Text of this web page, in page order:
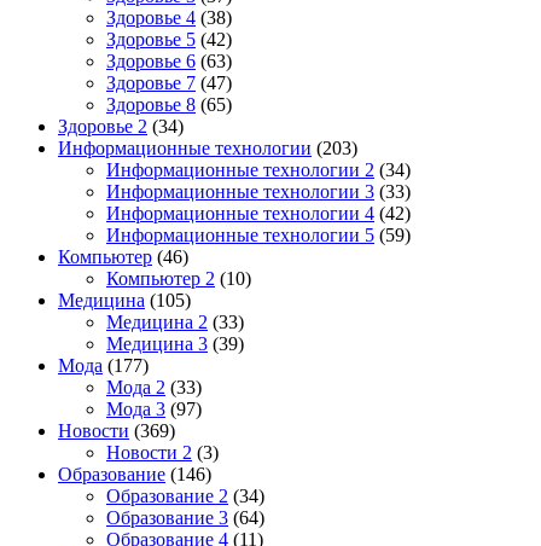
Здоровье 4 (38)
Здоровье 5 (42)
Здоровье 6 (63)
Здоровье 7 (47)
Здоровье 8 (65)
Здоровье 2 (34)
Информационные технологии (203)
Информационные технологии 2 (34)
Информационные технологии 3 (33)
Информационные технологии 4 (42)
Информационные технологии 5 (59)
Компьютер (46)
Компьютер 2 (10)
Медицина (105)
Медицина 2 (33)
Медицина 3 (39)
Мода (177)
Мода 2 (33)
Мода 3 (97)
Новости (369)
Новости 2 (3)
Образование (146)
Образование 2 (34)
Образование 3 (64)
Образование 4 (11)